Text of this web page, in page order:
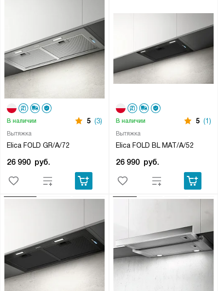
Вытяжка
Elica FOLD GR/A/72
В наличии 5 (3)
26 990 руб.
Вытяжка
Elica FOLD BL MAT/A/52
В наличии 5 (1)
26 990 руб.